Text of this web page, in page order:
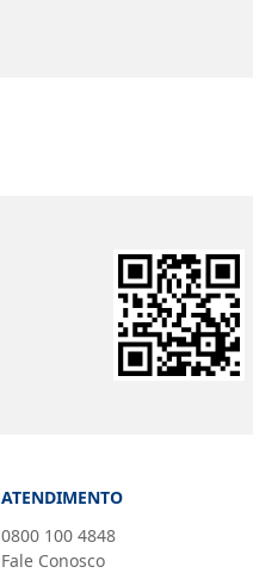
ATENDIMENTO
0800 100 4848
Fale Conosco